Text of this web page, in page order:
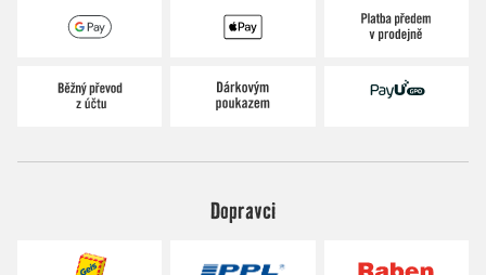
Dopravci